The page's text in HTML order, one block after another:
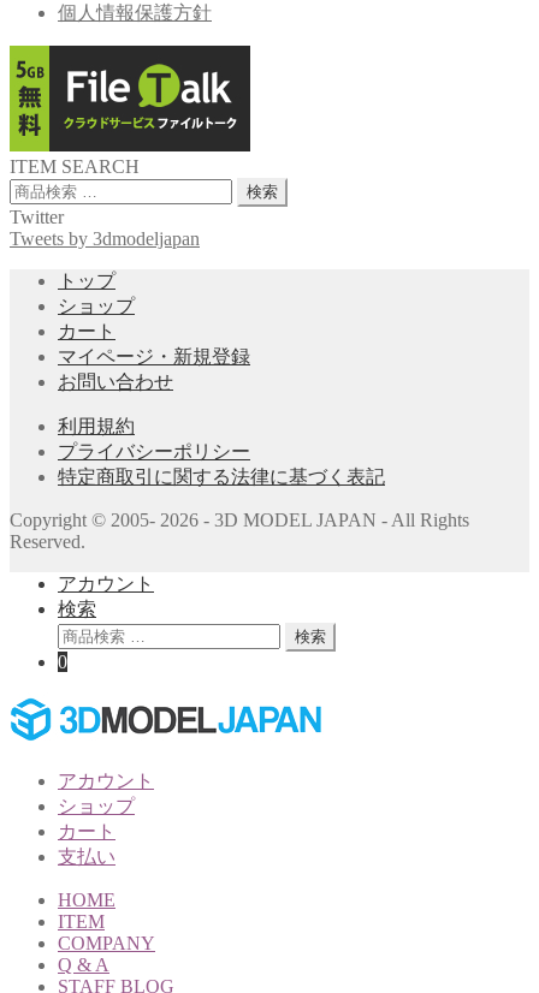
個人情報保護方針
ITEM SEARCH
検
索
対
検索
Twitter
Tweets by 3dmodeljapan
トップ
ショップ
カート
マイページ・新規登録
お問い合わせ
利用規約
プライバシーポリシー
特定商取引に関する法律に基づく表記
Copyright © 2005- 2026 - 3D MODEL JAPAN - All Rights
Reserved.
アカウント
検索
検
索
象:
検索
0
アカウント
ショップ
カート
支払い
HOME
ITEM
COMPANY
Q & A
STAFF BLOG